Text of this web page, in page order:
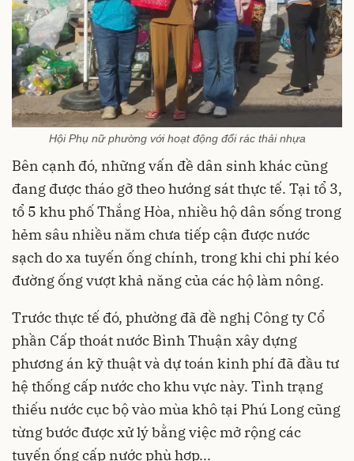
Hội Phụ nữ phường với hoạt động đổi rác thải nhựa
Bên cạnh đó, những vấn đề dân sinh khác cũng
đang được tháo gỡ theo hướng sát thực tế. Tại tổ 3,
tổ 5 khu phố Thắng Hòa, nhiều hộ dân sống trong
hẻm sâu nhiều năm chưa tiếp cận được nước
sạch do xa tuyến ống chính, trong khi chi phí kéo
đường ống vượt khả năng của các hộ làm nông.
Trước thực tế đó, phường đã đề nghị Công ty Cổ
phần Cấp thoát nước Bình Thuận xây dựng
phương án kỹ thuật và dự toán kinh phí đã đầu tư
hệ thống cấp nước cho khu vực này. Tình trạng
thiếu nước cục bộ vào mùa khô tại Phú Long cũng
từng bước được xử lý bằng việc mở rộng các
tuyến ống cấp nước phù hợp...